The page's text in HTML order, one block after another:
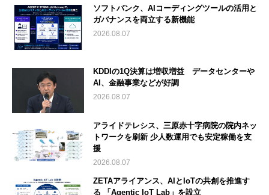
ソフトバンク、AIコーディングツールの活用と
ガバナンスを両立する新機能
2026.08.07
KDDIの1Q決算は増収増益 データセンターや
AI、金融事業などが好調
2026.08.07
アライドテレシス、三原赤十字病院の院内ネッ
トワークを刷新 少人数運用でも安定稼働を支
援
2026.08.07
ZETAアライアンス、AIとIoTの共創を推進す
る 「Agentic IoT Lab」を設立